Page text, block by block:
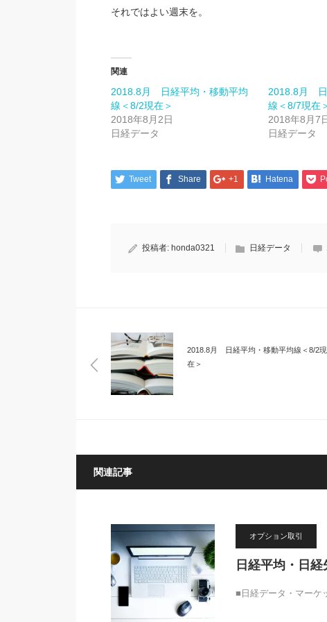
それではよい週末を。
関連
2018.8月 日経平均・移動平均
線＜8/2現在＞
2018年8月2日
日経データ
2018.8月 日
線＜8/7現在
2018年8月7
日経データ
Tweet Share +1 Hatena
投稿者: honda0321 日経データ
2018.8月 日経平均・移動平均線＜8/2現
在＞
関連記事
オプション取引
日経平均・日
■日経データ・マー